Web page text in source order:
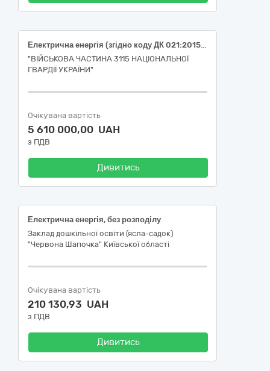
Електрична енергія (згідно коду ДК 021:2015:09310000-5- Електрична енергія)
"ВІЙСЬКОВА ЧАСТИНА 3115 НАЦІОНАЛЬНОЇ
ГВАРДІЇ УКРАЇНИ"
Очікувана вартість
5 610 000,00 UAH
з ПДВ
Дивитись
Електрична енергія, без розподілу
Заклад дошкільної освіти (ясла-садок)
"Червона Шапочка" Київської області
Очікувана вартість
210 130,93 UAH
з ПДВ
Дивитись